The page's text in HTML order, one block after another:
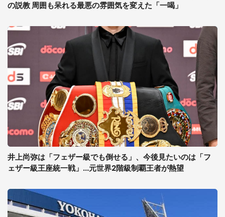
の説教 周囲も呆れる最悪の雰囲気を変えた「一喝」
井上尚弥は「フェザー級でも倒せる」、今後見たいのは「フ
ェザー級王座統一戦」...元世界2階級制覇王者が熱望